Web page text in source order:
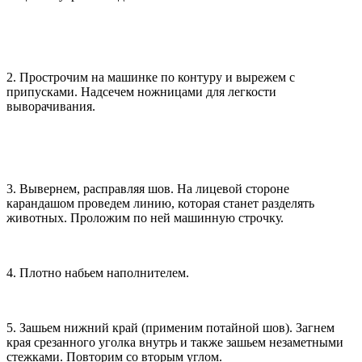
2. Прострочим на машинке по контуру и вырежем с
припусками. Надсечем ножницами для легкости
выворачивания.
3. Вывернем, расправляя шов. На лицевой стороне
карандашом проведем линию, которая станет разделять
животных. Проложим по ней машинную строчку.
4. Плотно набьем наполнителем.
5. Зашьем нижний край (применим потайной шов). Загнем
края срезанного уголка внутрь и также зашьем незаметными
стежками. Повторим со вторым углом.